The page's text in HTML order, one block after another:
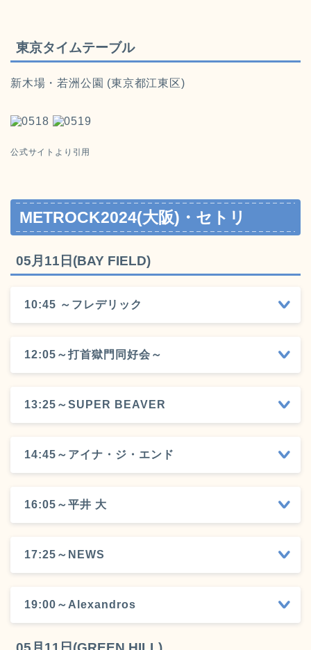
東京タイムテーブル
新木場・若洲公園 (東京都江東区)
公式サイトより引用
METROCK2024(大阪)・セトリ
05月11日(BAY FIELD)
10:45 ～フレデリック
12:05～打首獄門同好会～
13:25～SUPER BEAVER
14:45～アイナ・ジ・エンド
16:05～平井 大
17:25～NEWS
19:00～Alexandros